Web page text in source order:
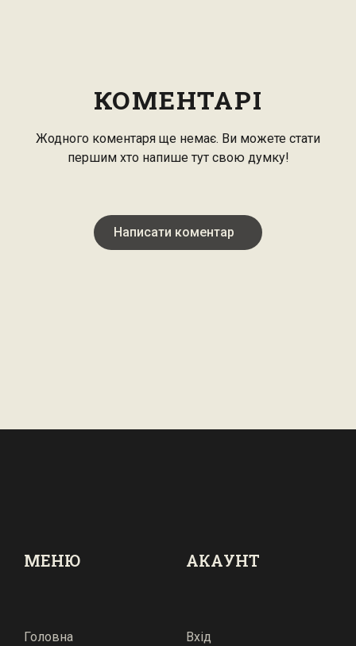
КОМЕНТАРІ
Жодного коментаря ще немає. Ви можете стати
першим хто напише тут свою думку!
Написати коментар
МЕНЮ
Головна
АКАУНТ
Вхід